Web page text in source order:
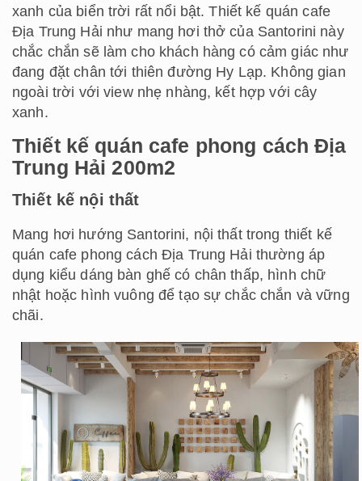
xanh của biển trời rất nổi bật. Thiết kế quán cafe
Địa Trung Hải như mang hơi thở của Santorini này
chắc chắn sẽ làm cho khách hàng có cảm giác như
đang đặt chân tới thiên đường Hy Lạp. Không gian
ngoài trời với view nhẹ nhàng, kết hợp với cây
xanh.
Thiết kế quán cafe phong cách Địa
Trung Hải 200m2
Thiết kế nội thất
Mang hơi hướng Santorini, nội thất trong thiết kế
quán cafe phong cách Địa Trung Hải thường áp
dụng kiểu dáng bàn ghế có chân thấp, hình chữ
nhật hoặc hình vuông để tạo sự chắc chắn và vững
chãi.